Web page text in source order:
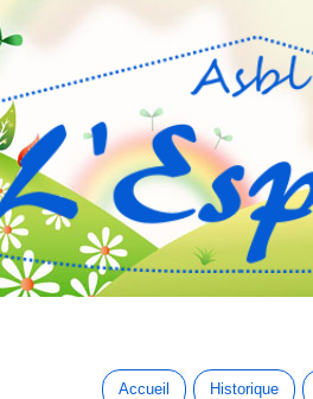
Accueil Historique